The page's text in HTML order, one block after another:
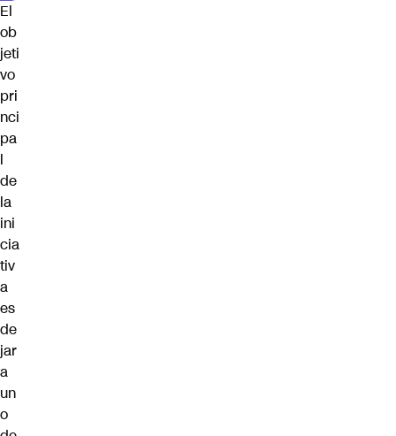
El
ob
jeti
vo
pri
nci
pa
l
de
la
ini
cia
tiv
a
es
de
jar
a
un
o